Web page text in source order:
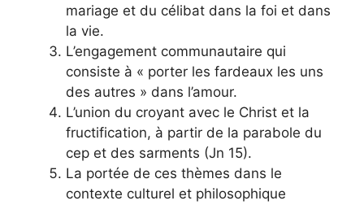
mariage et du célibat dans la foi et dans
la vie.
L’engagement communautaire qui
consiste à « porter les fardeaux les uns
des autres » dans l’amour.
L’union du croyant avec le Christ et la
fructification, à partir de la parabole du
cep et des sarments (Jn 15).
La portée de ces thèmes dans le
contexte culturel et philosophique